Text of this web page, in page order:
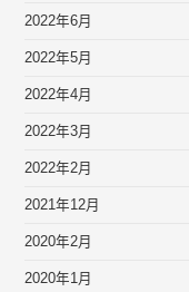
2022年6月
2022年5月
2022年4月
2022年3月
2022年2月
2021年12月
2020年2月
2020年1月